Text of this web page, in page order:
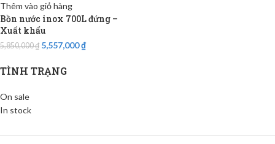
TÌNH TRẠNG
On sale
In stock
Thêm vào giỏ hàng
Bồn nước inox 700L đứng –
Xuất khẩu
5,850,000₫ 5,557,000₫